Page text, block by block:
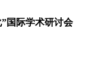
国际学术研讨会